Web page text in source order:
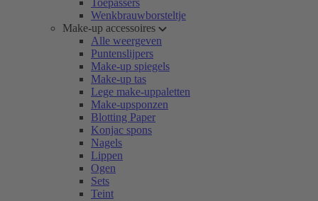
Toepassers
Wenkbrauwborsteltje
Make-up accessoires
Alle weergeven
Puntenslijpers
Make-up spiegels
Make-up tas
Lege make-uppaletten
Make-upsponzen
Blotting Paper
Konjac spons
Nagels
Lippen
Ogen
Sets
Teint